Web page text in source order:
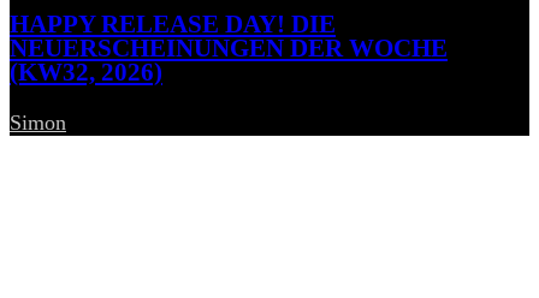
HAPPY RELEASE DAY! DIE
NEUERSCHEINUNGEN DER WOCHE
(KW32, 2026)
Simon